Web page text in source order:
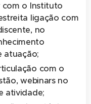
com o Instituto
ligação com
no
atuação;
com o
webinars no
atividade;